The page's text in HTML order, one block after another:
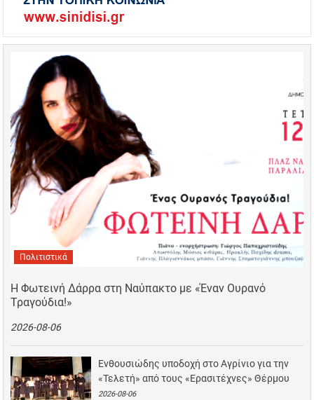
Πολιτιστικά
Η Φωτεινή Δάρρα στη Ναύπακτο με «Έναν Ουρανό
Τραγούδια!»
2026-08-06
Ενθουσιώδης υποδοχή στο Αγρίνιο για την
«Τελετή» από τους «Ερασιτέχνες» Θέρμου
2026-08-06